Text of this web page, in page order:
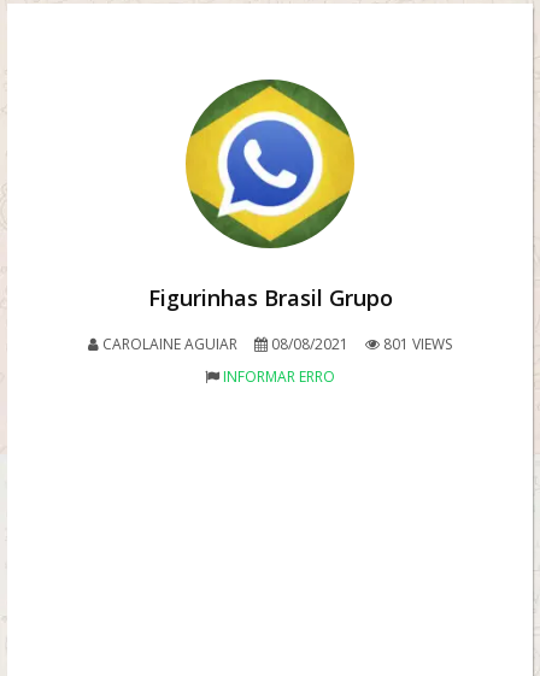
Figurinhas Brasil Grupo
CAROLAINE AGUIAR 08/08/2021
801 VIEWS
INFORMAR ERRO